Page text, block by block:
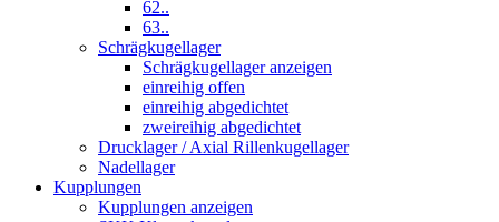
62..
63..
Schrägkugellager
Schrägkugellager anzeigen
einreihig offen
einreihig abgedichtet
zweireihig abgedichtet
Drucklager / Axial Rillenkugellager
Nadellager
Kupplungen
Kupplungen anzeigen